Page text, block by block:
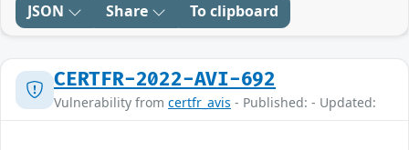
JSON Share To clipboard
CERTFR-2022-AVI-692
Vulnerability from certfr_avis - Published: - Updated: